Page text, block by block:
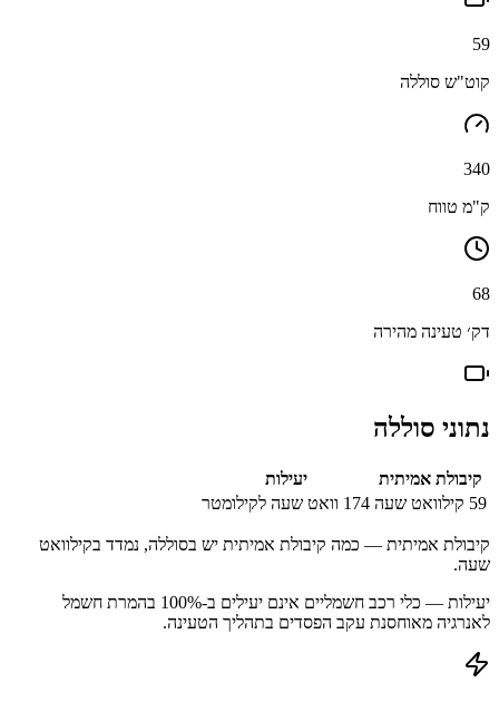
59
קוט"ש סוללה
340
ק"מ טווח
68
דק׳ טעינה מהירה
נתוני סוללה
קיבולת אמיתית
יעילות
59 קילוואט שעה 174 וואט שעה לקילומטר
קיבולת אמיתית — כמה קיבולת אמיתית יש בסוללה, נמדד בקילוואט
שעה.
יעילות — כלי רכב חשמליים אינם יעילים ב-100% בהמרת חשמל
לאנרגיה מאוחסנת עקב הפסדים בתהליך הטעינה.